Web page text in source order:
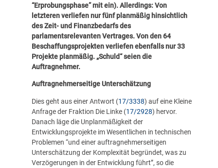
“Erprobungsphase” mit ein). Allerdings: Von
letzteren verliefen nur fünf planmäßig hinsichtlich
des Zeit- und Finanzbedarfs des
parlamentsrelevanten Vertrages. Von den 64
Beschaffungsprojekten verliefen ebenfalls nur 33
Projekte planmäßig. „Schuld“ seien die
Auftragnehmer.
Auftragnehmerseitige Unterschätzung
Dies geht aus einer Antwort (17/3338) auf eine Kleine
Anfrage der Fraktion Die Linke (17/2928) hervor.
Danach läge die Unplanmäßigkeit der
Entwicklungsprojekte im Wesentlichen in technischen
Problemen “und einer auftragnehmerseitigen
Unterschätzung der Komplexität begründet, was zu
Verzögerungen in der Entwicklung führt”, so die